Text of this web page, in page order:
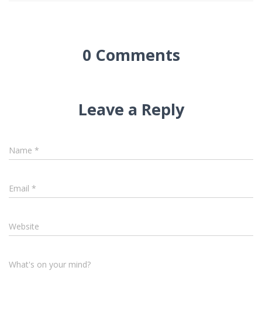
0 Comments
Leave a Reply
Name *
Email *
Website
What's on your mind?